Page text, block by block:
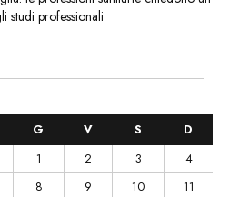
studi professionali
G V S
D
1
2 3
4
8 9 10
11